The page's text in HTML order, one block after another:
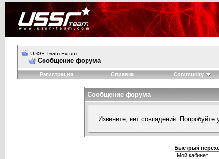
USSR Team Forum
Сообщение форума
Регистрация Справка Community
Сообщение форума
Извините, нет совпадений. Попробуйте
Быстрый